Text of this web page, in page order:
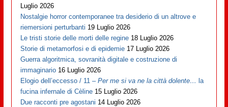
Luglio 2026
Nostalgie horror contemporanee tra desiderio di un altrove e
riemersioni perturbanti 19 Luglio 2026
Le tristi storie delle morti delle regine 18 Luglio 2026
Storie di metamorfosi e di epidemie 17 Luglio 2026
Guerra algoritmica, sovranità digitale e costruzione di
immaginario 16 Luglio 2026
Elogio dell’eccesso / 11 –Per me si va ne la città dolente… la
fucina infernale di Cèline 15 Luglio 2026
Due racconti pre agostani 14 Luglio 2026